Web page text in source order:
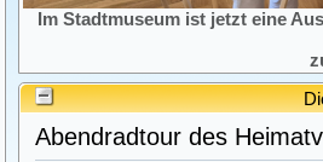
Im Stadtmuseum ist jetzt eine
Abendradtour des